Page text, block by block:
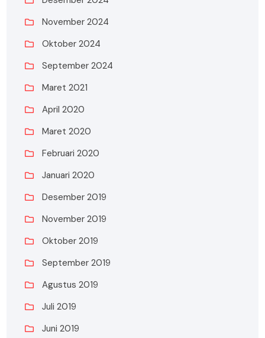
November 2024
Oktober 2024
September 2024
Maret 2021
April 2020
Maret 2020
Februari 2020
Januari 2020
Desember 2019
November 2019
Oktober 2019
September 2019
Agustus 2019
Juli 2019
Juni 2019